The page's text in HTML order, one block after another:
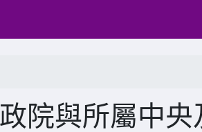
院與所屬中央